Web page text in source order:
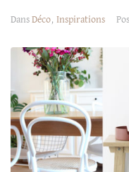
Dans Déco, Inspirations